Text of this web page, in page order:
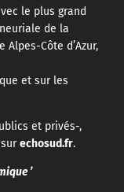
le plus grand
de la
Côte d’Azur,
et sur les
et privés-,
surechosud.fr.
’